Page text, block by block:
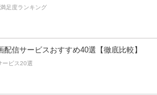
足度ランキング
配信サービスおすすめ40選【徹底比較】
ービス20選